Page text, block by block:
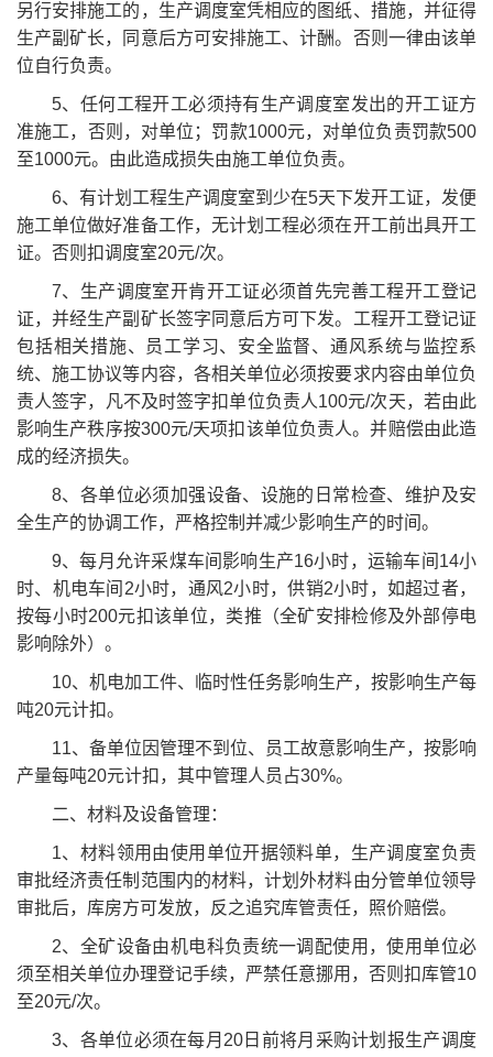
另行安排施工的，生产调度室凭相应的图纸、措施，并征得
生产副矿长，同意后方可安排施工、计酬。否则一律由该单
位自行负责。
5、任何工程开工必须持有生产调度室发出的开工证方
准施工，否则，对单位；罚款1000元，对单位负责罚款500
至1000元。由此造成损失由施工单位负责。
6、有计划工程生产调度室到少在5天下发开工证，发便
施工单位做好准备工作，无计划工程必须在开工前出具开工
证。否则扣调度室20元/次。
7、生产调度室开肯开工证必须首先完善工程开工登记
证，并经生产副矿长签字同意后方可下发。工程开工登记证
包括相关措施、员工学习、安全监督、通风系统与监控系
统、施工协议等内容，各相关单位必须按要求内容由单位负
责人签字，凡不及时签字扣单位负责人100元/次天，若由此
影响生产秩序按300元/天项扣该单位负责人。并赔偿由此造
成的经济损失。
8、各单位必须加强设备、设施的日常检查、维护及安
全生产的协调工作，严格控制并减少影响生产的时间。
9、每月允许采煤车间影响生产16小时，运输车间14小
时、机电车间2小时，通风2小时，供销2小时，如超过者，
按每小时200元扣该单位，类推（全矿安排检修及外部停电
影响除外）。
10、机电加工件、临时性任务影响生产，按影响生产每
吨20元计扣。
11、备单位因管理不到位、员工故意影响生产，按影响
产量每吨20元计扣，其中管理人员占30%。
二、材料及设备管理：
1、材料领用由使用单位开据领料单，生产调度室负责
审批经济责任制范围内的材料，计划外材料由分管单位领导
审批后，库房方可发放，反之追究库管责任，照价赔偿。
2、全矿设备由机电科负责统一调配使用，使用单位必
须至相关单位办理登记手续，严禁任意挪用，否则扣库管10
至20元/次。
3、各单位必须在每月20日前将月采购计划报生产调度